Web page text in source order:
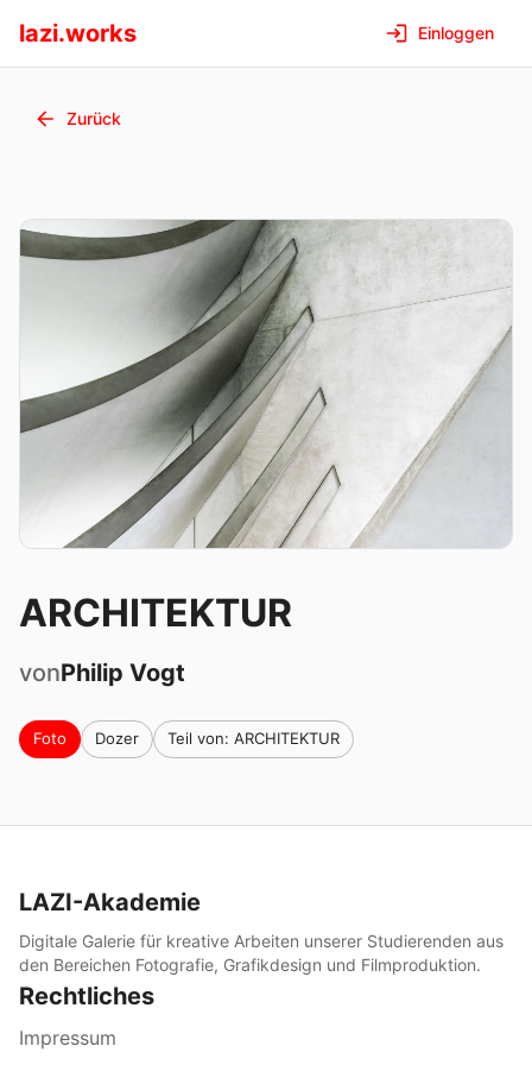
lazi.works Einloggen
Zurück
ARCHITEKTUR
vonPhilip Vogt
Foto Dozer Teil von: ARCHITEKTUR
LAZI-Akademie
Digitale Galerie für kreative Arbeiten unserer Studierenden aus
den Bereichen Fotografie, Grafikdesign und Filmproduktion.
Rechtliches
Impressum